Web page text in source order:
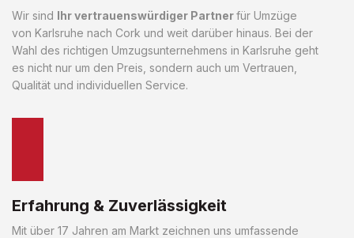
Wir sind Ihr vertrauenswürdiger Partnerfür Umzüge
von Karlsruhe nach Cork und weit darüber hinaus. Bei der
Wahl des richtigen Umzugsunternehmens in Karlsruhe geht
es nicht nur um den Preis, sondern auch um Vertrauen,
Qualität und individuellen Service.
Erfahrung & Zuverlässigkeit
Mit über 17 Jahren am Markt zeichnen uns umfassende